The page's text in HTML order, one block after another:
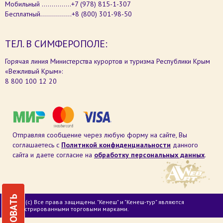
Мобильный ...............+7 (978) 815-1-307
Бесплатный................+8 (800) 301-98-50
ТЕЛ. В СИМФЕРОПОЛЕ:
Горячая линия Министерства курортов и туризма Республики Крым
«Вежливый Крым»:
8 800 100 12 20
Отправляя сообщение через любую форму на сайте, Вы
соглашаетесь с Политикой конфиденциальности данного
сайта и даете согласие на обработку персональных данных.
2026 г. (с) Все права защищены. "Кенеш" и "Кенеш-тур" являются
зарегистрированными торговыми марками.